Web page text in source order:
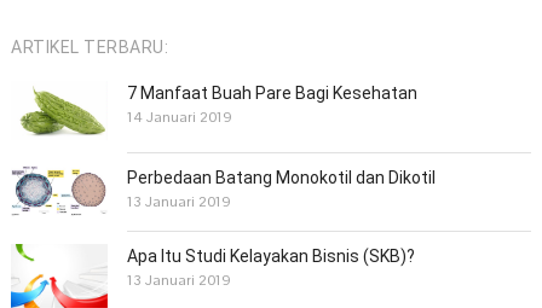
ARTIKEL TERBARU:
7 Manfaat Buah Pare Bagi Kesehatan
14 Januari 2019
Perbedaan Batang Monokotil dan Dikotil
13 Januari 2019
Apa Itu Studi Kelayakan Bisnis (SKB)?
13 Januari 2019